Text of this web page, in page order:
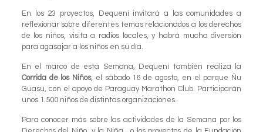
En los 23 proyectos, Dequení invitará a las comunidades a
reflexionar sobre diferentes temas relacionados a los derechos
de los niños, visita a radios locales, y habrá mucha diversión
para agasajar a los niños en su día.
En el marco de esta Semana, Dequení también realiza la
Corrida de los Niños, el sábado 16 de agosto, en el parque Ñu
Guasu, con el apoyo de Paraguay Marathon Club. Participarán
unos 1.500 niños de distintas organizaciones.
Para conocer más sobre las actividades de la Semana por los